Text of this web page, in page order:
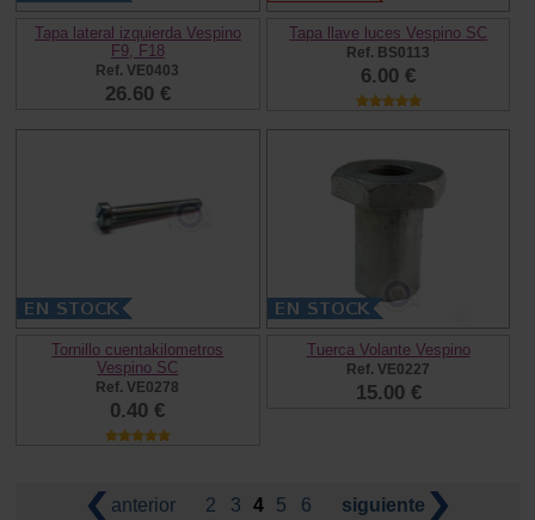
Tapa lateral izquierda Vespino
F9, F18
Ref. VE0403
26.60 €
Tapa llave luces Vespino SC
Ref. BS0113
6.00 €
Tornillo cuentakilometros
Vespino SC
Ref. VE0278
0.40 €
Tuerca Volante Vespino
Ref. VE0227
15.00 €
anterior 2 3 4 5 6 siguiente